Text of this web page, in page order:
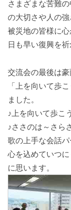
さまざまな苦難
の大切さや人の強
被災地の皆様に
日も早い復興を祈
交流会の最後は豪
「上を向いて歩
ました。
♪上を向いて歩こ
♪ささのは～さら
歌の上手な会話パ
心を込めていつ
に思います。